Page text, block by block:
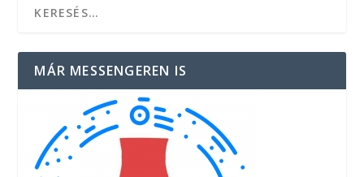
MÁR MESSENGEREN IS